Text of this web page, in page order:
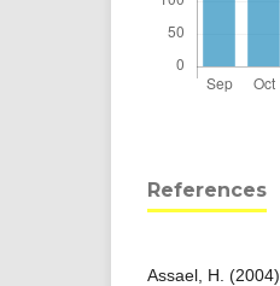
References
Assael, H.